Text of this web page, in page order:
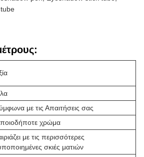
με τις Απαιτήσεις σας
χρώμα
με τις περισσότερες
σκιές ματιών